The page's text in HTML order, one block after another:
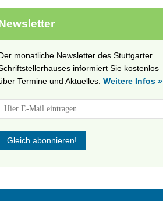
monatliche Newsletter des Stuttgarter
informiert Sie kostenlos
Termine und Aktuelles. Weitere Infos »